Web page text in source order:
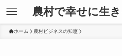
農村で幸せに生
ホーム 農村ビジネスの知恵